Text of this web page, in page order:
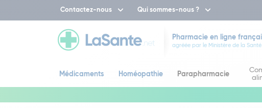
Contactez-nous Qui sommes-nous ?
Pharmacie en ligne
agréée par le Ministère de la Santé
Médicaments Homéopathie Parapharmacie